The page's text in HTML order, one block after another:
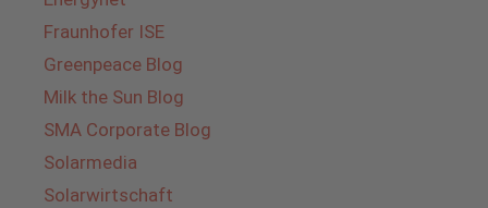
Fraunhofer ISE
Greenpeace Blog
Milk the Sun Blog
SMA Corporate Blog
Solarmedia
Solarwirtschaft